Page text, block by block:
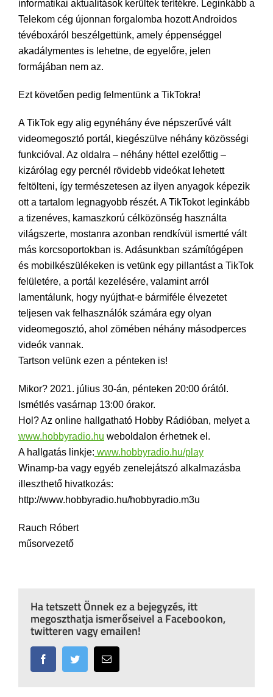
informatikai aktualitások kerültek terítékre. Leginkább a
Telekom cég újonnan forgalomba hozott Androidos
tévéboxáról beszélgettünk, amely éppenséggel
akadálymentes is lehetne, de egyelőre, jelen
formájában nem az.
Ezt követően pedig felmentünk a TikTokra!
A TikTok egy alig egynéhány éve népszerűvé vált
videomegosztó portál, kiegészülve néhány közösségi
funkcióval. Az oldalra – néhány héttel ezelőttig –
kizárólag egy percnél rövidebb videókat lehetett
feltölteni, így természetesen az ilyen anyagok képezik
ott a tartalom legnagyobb részét. A TikTokot leginkább
a tizenéves, kamaszkorú célközönség használta
világszerte, mostanra azonban rendkívül ismertté vált
más korcsoportokban is. Adásunkban számítógépen
és mobilkészülékeken is vetünk egy pillantást a TikTok
felületére, a portál kezelésére, valamint arról
lamentálunk, hogy nyújthat-e bármiféle élvezetet
teljesen vak felhasználók számára egy olyan
videomegosztó, ahol zömében néhány másodperces
videók vannak.
Tartson velünk ezen a pénteken is!
Mikor? 2021. július 30-án, pénteken 20:00 órától.
Ismétlés vasárnap 13:00 órakor.
Hol? Az online hallgatható Hobby Rádióban, melyet a
www.hobbyradio.hu weboldalon érhetnek el.
A hallgatás linkje: www.hobbyradio.hu/play
Winamp-ba vagy egyéb zenelejátszó alkalmazásba
illeszthető hivatkozás:
http://www.hobbyradio.hu/hobbyradio.m3u
Rauch Róbert
műsorvezető
Ha tetszett Önnek ez a bejegyzés, itt
megoszthatja ismerőseivel a Facebookon,
twitteren vagy emailen!
FacebookTwitter Email: